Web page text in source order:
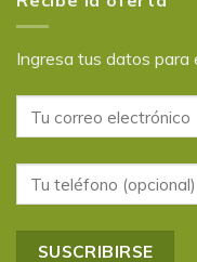
Ingresa tus datos